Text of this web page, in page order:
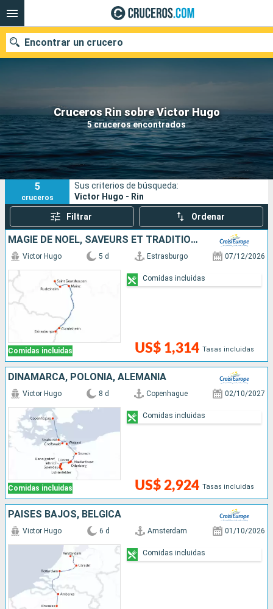
Cruceros Rin sobre Victor Hugo
5 cruceros encontrados
Encontrar un crucero
Nuestros destinos
Fecha de salida
Puertos Compañías
5
cruceros
Sus criterios de búsqueda:
Victor Hugo - Rin
Filtrar Ordenar
MAGIE DE NOËL, SAVEURS ET TRADITIONS DE L'AVENT EN CROISIÈRE SUR LE RHIN
Comidas incluidas
Victor Hugo 5 d Estrasburgo 07/12/2026
US$ 1,314 Tasas incluidas
Comidas incluidas
DINAMARCA, POLONIA, ALEMANIA
Comidas incluidas
Victor Hugo 8 d Copenhague 02/10/2027
US$ 2,924 Tasas incluidas
Comidas incluidas
PAISES BAJOS, BÉLGICA
Victor Hugo 6 d Amsterdam 01/10/2026
Comidas incluidas